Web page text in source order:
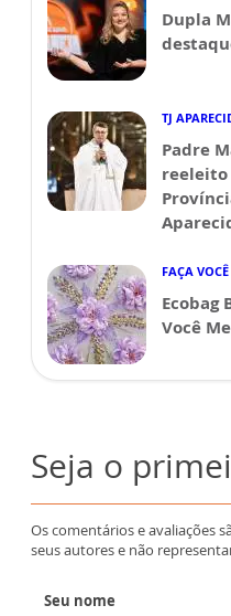
Dupla
TJ
Padre
reeleito
FAÇA
Ecobag
Você
Seja o
Os comentários e avaliações
seus autores e não
Seu nome